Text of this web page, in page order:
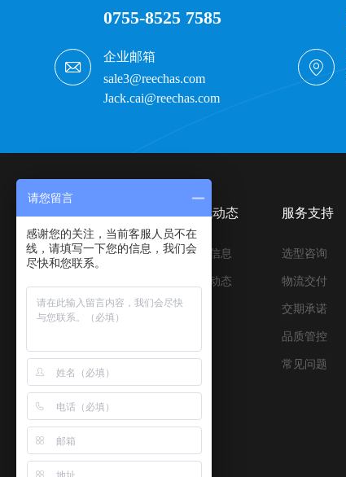
0755-8525 7585
企业邮箱
sale3@reechas.com
Jack.cai@reechas.com
压合与离型材料
胶带&保护膜制品
新能源材料
资讯动态
行业信息
公司动态
服务支持
选型咨询
物流交付
交期承诺
品质管控
常见问题
请您留言
感谢您的关注，当前客服人员不在
线，请填写一下您的信息，我们会
尽快和您联系。